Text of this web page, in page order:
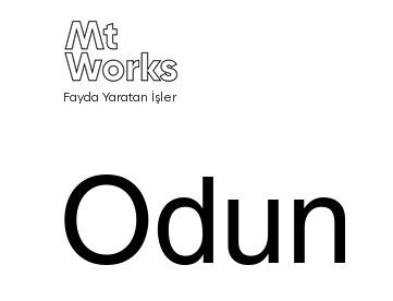
Fayda Yaratan İşler
Odun